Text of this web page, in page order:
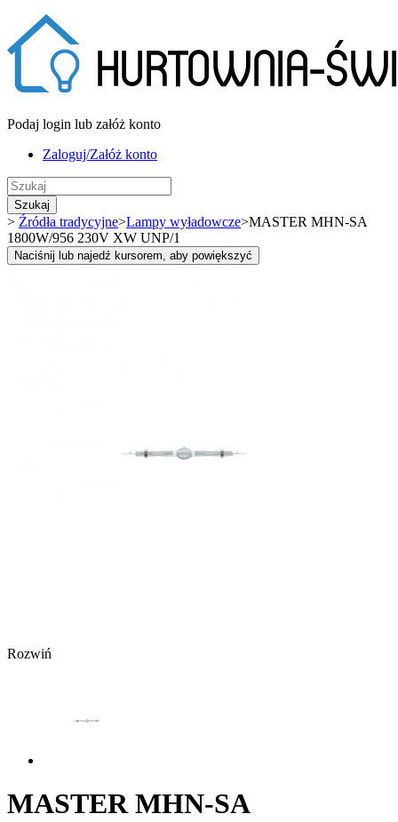
Podaj login lub załóż konto
Zaloguj/Załóż konto
Szukaj
> Źródła tradycyjne>Lampy wyładowcze>MASTER MHN-SA
1800W/956 230V XW UNP/1
Naciśnij lub najedź kursorem, aby powiększyć
Rozwiń
MASTER MHN-SA